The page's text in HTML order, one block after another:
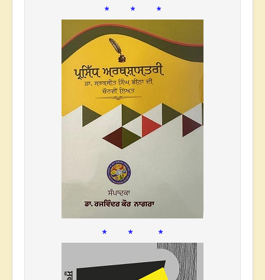
* * *
* * *